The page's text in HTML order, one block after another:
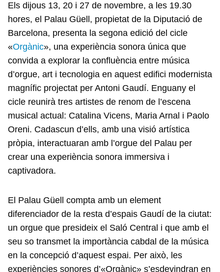
Els dijous 13, 20 i 27 de novembre, a les 19.30
hores, el Palau Güell, propietat de la Diputació de
Barcelona, presenta la segona edició del cicle
«Orgànic», una experiència sonora única que
convida a explorar la confluència entre música
d’orgue, art i tecnologia en aquest edifici modernista
magnífic projectat per Antoni Gaudí. Enguany el
cicle reunirà tres artistes de renom de l’escena
musical actual: Catalina Vicens, Maria Arnal i Paolo
Oreni. Cadascun d’ells, amb una visió artística
pròpia, interactuaran amb l’orgue del Palau per
crear una experiència sonora immersiva i
captivadora.
El Palau Güell compta amb un element
diferenciador de la resta d’espais Gaudí de la ciutat:
un orgue que presideix el Saló Central i que amb el
seu so transmet la importància cabdal de la música
en la concepció d’aquest espai. Per això, les
experiències sonores d’«Orgànic» s’esdevindran en